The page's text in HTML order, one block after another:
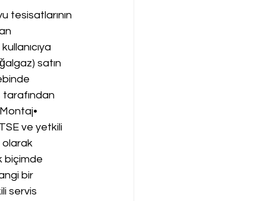
tesisatlarının
satın
tarafından
ve yetkili
olarak
biçimde
bir
servis